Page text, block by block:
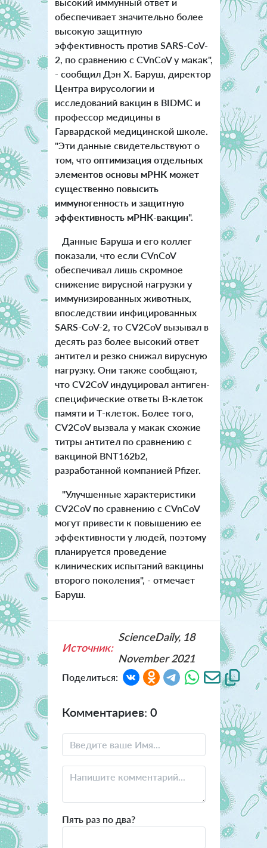
обеспечивает значительно более
высокую защитную
эффективность против SARS-CoV-
2, по сравнению с CVnCoV у макак",
- сообщил Дэн Х. Баруш, директор
Центра вирусологии и
исследований вакцин в BIDMC и
профессор медицины в
Гарвардской медицинской школе.
"Эти данные свидетельствуют о
том, что оптимизация отдельных
элементов основы мРНК может
существенно повысить
иммуногенность и защитную
эффективность мРНК-вакцин".
Данные Баруша и его коллег
показали, что если CVnCoV
обеспечивал лишь скромное
снижение вирусной нагрузки у
иммунизированных животных,
впоследствии инфицированных
SARS-CoV-2, то CV2CoV вызывал в
десять раз более высокий ответ
антител и резко снижал вирусную
нагрузку. Они также сообщают,
что CV2CoV индуцировал антиген-
специфические ответы В-клеток
памяти и Т-клеток. Более того,
CV2CoV вызвала у макак схожие
титры антител по сравнению с
вакциной BNT162b2,
разработанной компанией Pfizer.
"Улучшенные характеристики
CV2CoV по сравнению с CVnCoV
могут привести к повышению ее
эффективности у людей, поэтому
планируется проведение
клинических испытаний вакцины
второго поколения", - отмечает
Баруш.
Источник:
ScienceDaily, 18
November 2021
Поделиться:
Комментариев: 0
Пять раз по два?